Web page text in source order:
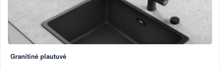
Granitinė plautuvė